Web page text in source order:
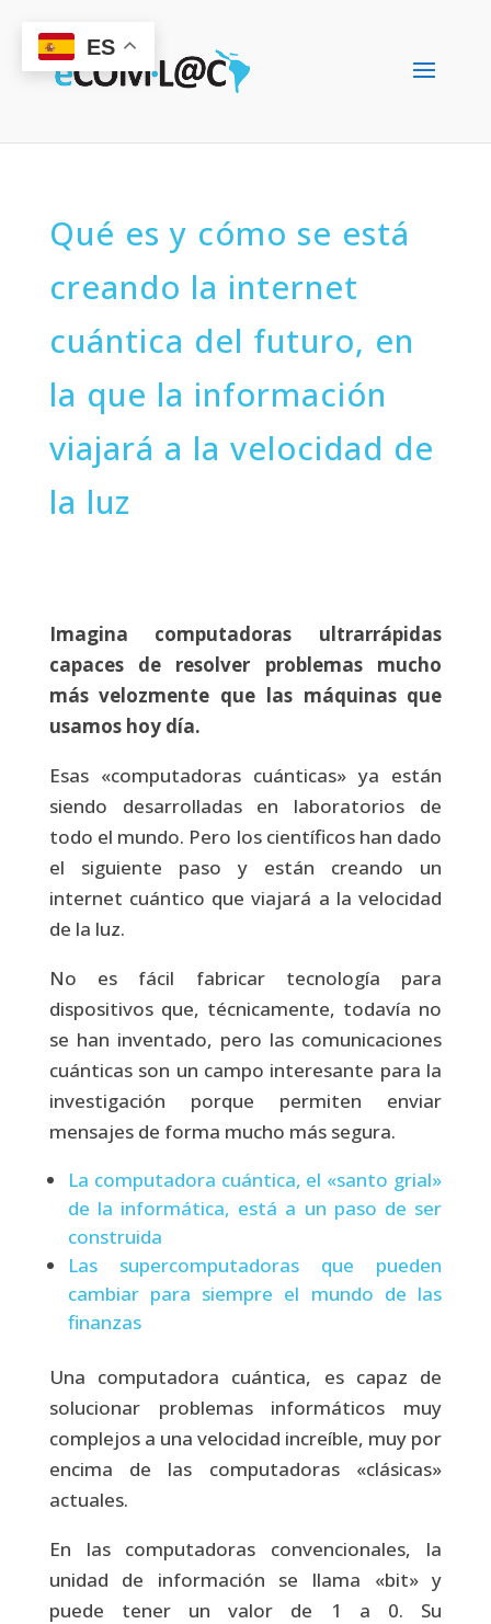
Qué es y cómo se está
creando la internet
cuántica del futuro, en
la que la información
viajará a la velocidad de
la luz
Imagina computadoras ultrarrápidas
capaces de resolver problemas mucho
más velozmente que las máquinas que
usamos hoy día.
Esas «computadoras cuánticas» ya están
siendo desarrolladas en laboratorios de
todo el mundo. Pero los científicos han dado
el siguiente paso y están creando un
internet cuántico que viajará a la velocidad
de la luz.
No es fácil fabricar tecnología para
dispositivos que, técnicamente, todavía no
se han inventado, pero las comunicaciones
cuánticas son un campo interesante para la
investigación porque permiten enviar
mensajes de forma mucho más segura.
La computadora cuántica, el «santo grial»
de la informática, está a un paso de ser
construida
Las supercomputadoras que pueden
cambiar para siempre el mundo de las
finanzas
Una computadora cuántica, es capaz de
solucionar problemas informáticos muy
complejos a una velocidad increíble, muy por
encima de las computadoras «clásicas»
actuales.
En las computadoras convencionales, la
unidad de información se llama «bit» y
puede tener un valor de 1 a 0. Su
ES